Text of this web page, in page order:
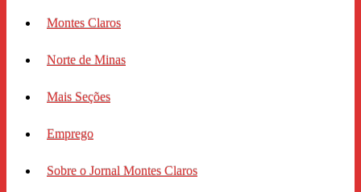
Montes Claros
Norte de Minas
Mais Seções
Emprego
Sobre o Jornal Montes Claros